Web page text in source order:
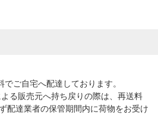
ご自宅へ配達しております。
る販売元へ持ち戻りの際は、再送料
配達業者の保管期間内に荷物をお受け